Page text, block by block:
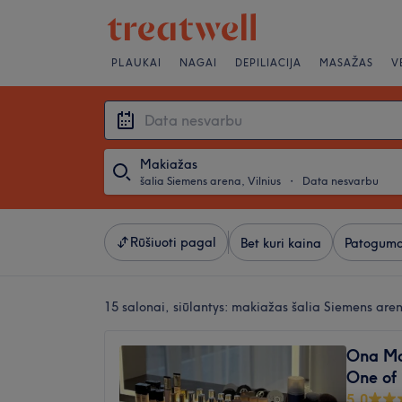
PLAUKAI NAGAI DEPILIACIJA MASAŽAS
Makiažas
šalia Siemens arena, Vilnius ・ Data nesvarbu
Rūšiuoti pagal Bet kuri kaina
15 salonai, siūlantys: makiažas šalia Siemens
Ona
One of